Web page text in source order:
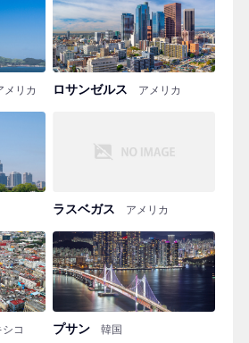
メリカ ロサンゼルス アメリカ
ラスベガス アメリカ
シコ プサン 韓国